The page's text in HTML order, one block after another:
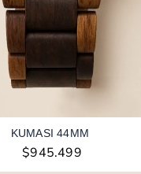
KUMASI 44MM
$945.499